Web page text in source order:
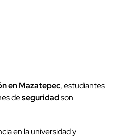
en Mazatepec, estudiantes
deseguridadson
en la universidad y